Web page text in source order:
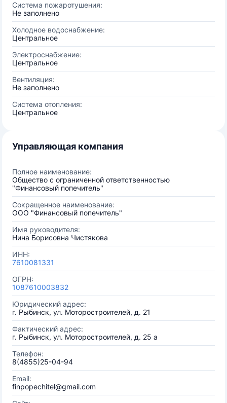
Система пожаротушения:
Не заполнено
Холодное водоснабжение:
Центральное
Электроснабжение:
Центральное
Вентиляция:
Не заполнено
Система отопления:
Центральное
Управляющая компания
Полное наименование:
Общество с ограниченной ответственностью
"Финансовый попечитель"
Сокращенное наименование:
ООО "Финансовый попечитель"
Имя руководителя:
Нина Борисовна Чистякова
ИНН:
7610081331
ОГРН:
1087610003832
Юридический адрес:
г. Рыбинск, ул. Моторостроителей, д. 21
Фактический адрес:
г. Рыбинск, ул. Моторостроителей, д. 25 а
Телефон:
8(4855)25-04-94
Email:
finpopechitel@gmail.com